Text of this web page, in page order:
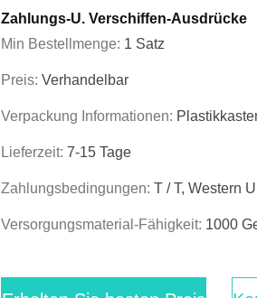
Zahlungs-U. Verschiffen-Ausdrücke
Min Bestellmenge: 1 Satz
Preis: Verhandelbar
Verpackung Informationen:
Lieferzeit: 7-15 Tage
Zahlungsbedingungen: T / T, Western
Versorgungsmaterial-Fähigkeit: 1000